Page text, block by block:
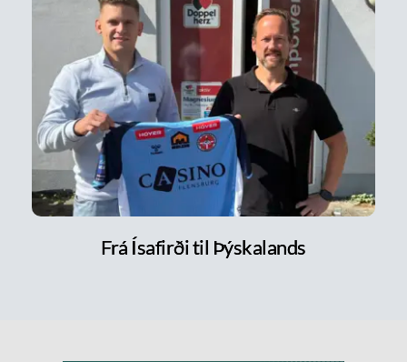
Frá Ísafirði til Þýskalands